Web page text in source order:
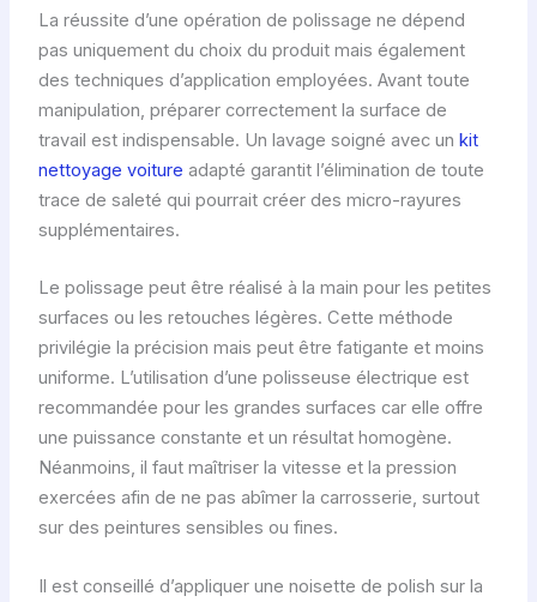
La réussite d’une opération de polissage ne dépend
pas uniquement du choix du produit mais également
des techniques d’application employées. Avant toute
manipulation, préparer correctement la surface de
travail est indispensable. Un lavage soigné avec un kit
nettoyage voiture adapté garantit l’élimination de toute
trace de saleté qui pourrait créer des micro-rayures
supplémentaires.
Le polissage peut être réalisé à la main pour les petites
surfaces ou les retouches légères. Cette méthode
privilégie la précision mais peut être fatigante et moins
uniforme. L’utilisation d’une polisseuse électrique est
recommandée pour les grandes surfaces car elle offre
une puissance constante et un résultat homogène.
Néanmoins, il faut maîtriser la vitesse et la pression
exercées afin de ne pas abîmer la carrosserie, surtout
sur des peintures sensibles ou fines.
Il est conseillé d’appliquer une noisette de polish sur la